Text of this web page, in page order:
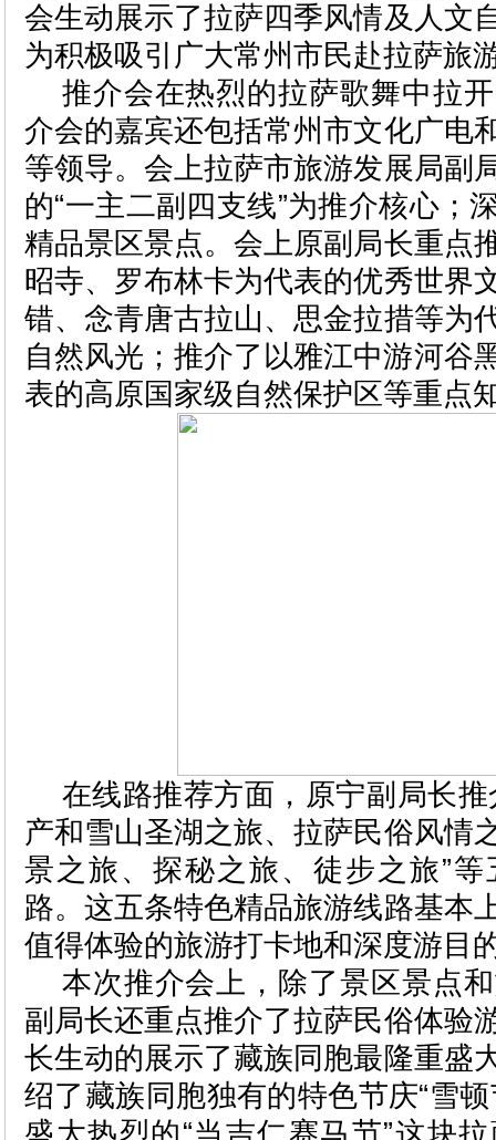
会生动展示了拉萨四季风情及人文
为积极吸引广大常州市民赴拉萨旅
推介会在热烈的拉萨歌舞中拉
介会的嘉宾还包括常州市文化广电
等领导。会上拉萨市旅游发展局副
的“一主二副四支线”为推介核心；
精品景区景点。会上原副局长重点
昭寺、罗布林卡为代表的优秀世界
错、念青唐古拉山、思金拉措等为
自然风光；推介了以雅江中游河谷
表的高原国家级自然保护区等重点
在线路推荐方面，原宁副局长
产和雪山圣湖之旅、拉萨民俗风情
景之旅、探秘之旅、徒步之旅”
路。这五条特色精品旅游线路基本
值得体验的旅游打卡地和深度游目
本次推介会上，除了景区景点
副局长还重点推介了拉萨民俗体验
长生动的展示了藏族同胞最隆重盛
绍了藏族同胞独有的特色节庆“雪
盛大热烈的“当吉仁赛马节”这块